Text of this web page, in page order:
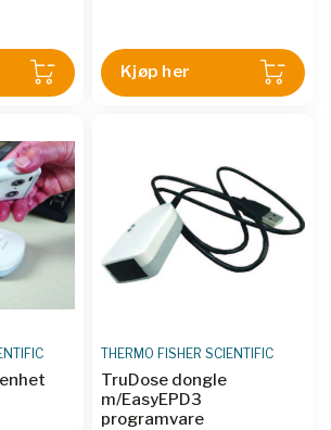
Kjøp her
THERMO FISHER SCIENTIFIC
TruDose dongle
m/EasyEPD3
programvare